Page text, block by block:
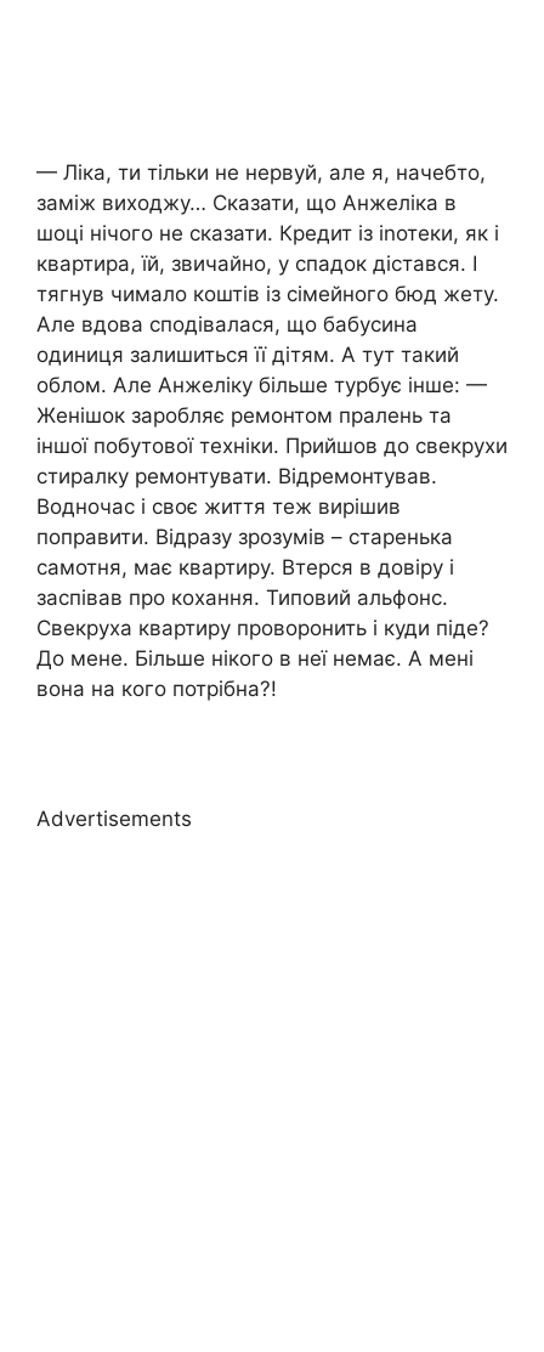
— Ліка, ти тільки не нервуй, але я, начебто,
заміж виходжу… Сказати, що Анжеліка в
шоці нічого не сказати. Кредит із іnотеки, як і
квартира, їй, звичайно, у спадок дістався. І
тягнув чимало коштів із сімейного бюд жету.
Але вдова сподівалася, що бабусина
одиниця залишиться її дітям. А тут такий
облом. Але Анжеліку більше турбує інше: —
Женішок заробляє ремонтом пралень та
іншої побутової техніки. Прийшов до свекрухи
стиралку ремонтувати. Відремонтував.
Водночас і своє життя теж вирішив
поправити. Відразу зрозумів – старенька
самотня, має квартиру. Втерся в довіру і
заспівав про кохання. Типовий альфонс.
Свекруха квартиру проворонить і куди піде?
До мене. Більше нікого в неї немає. А мені
вона на кого потрібна?!
Advertisements